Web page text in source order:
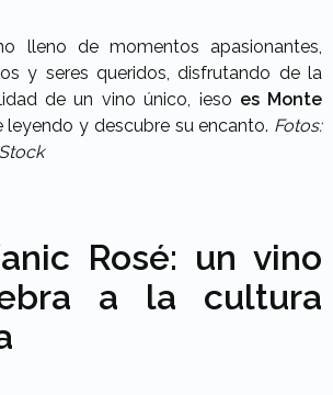
lleno de momentos apasionantes,
y seres queridos, disfrutando de la
de un vino único, ¡eso es Monte
leyendo y descubre su encanto. Fotos:
Rosé: un vino
a la cultura